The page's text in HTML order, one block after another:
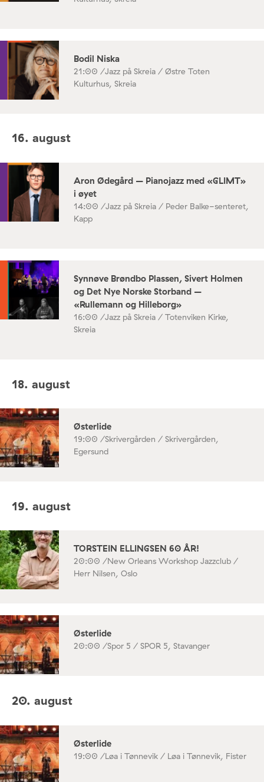
Bodil Niska
21:00 /Jazz på Skreia / Østre Toten
Kulturhus, Skreia
16. august
Aron Ødegård – Pianojazz med «GLIMT»
i øyet
14:00 /Jazz på Skreia / Peder Balke-senteret,
Kapp
Synnøve Brøndbo Plassen, Sivert Holmen
og Det Nye Norske Storband –
«Rullemann og Hilleborg»
16:00 /Jazz på Skreia / Totenviken Kirke,
Skreia
18. august
Østerlide
19:00 /Skrivergården / Skrivergården,
Egersund
19. august
TORSTEIN ELLINGSEN 60 ÅR!
20:00 /New Orleans Workshop Jazzclub /
Herr Nilsen, Oslo
Østerlide
20:00 /Spor 5 / SPOR 5, Stavanger
20. august
Østerlide
19:00 /Løa i Tønnevik / Løa i Tønnevik, Fister